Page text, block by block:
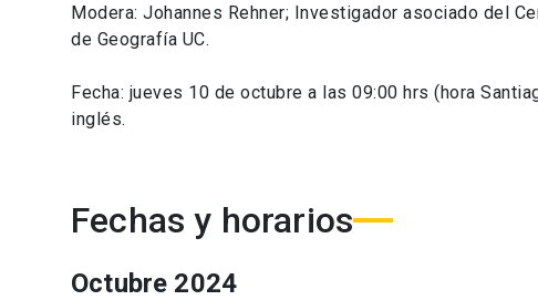
Modera: Johannes Rehner; Investigador asociado del
de Geografía UC.
Fecha: jueves 10 de octubre a las 09:00 hrs (hora
inglés.
Fechas y horarios
Octubre 2024